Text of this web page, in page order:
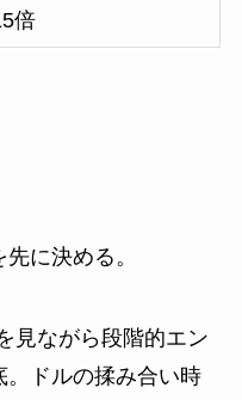
倍
に決める。
見ながら段階的エン
。ドルの揉み合い時